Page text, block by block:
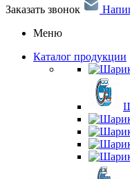
Заказать звонок
Меню
Каталог продукции